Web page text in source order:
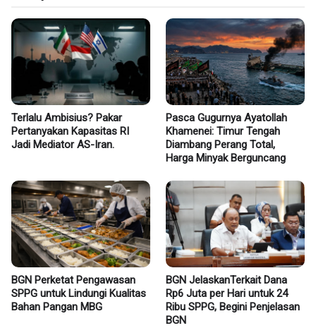
Terlalu Ambisius? Pakar
Pertanyakan Kapasitas RI
Jadi Mediator AS-Iran.
Pasca Gugurnya Ayatollah
Khamenei: Timur Tengah
Diambang Perang Total,
Harga Minyak Berguncang
BGN Perketat Pengawasan
SPPG untuk Lindungi Kualitas
Bahan Pangan MBG
BGN JelaskanTerkait Dana
Rp6 Juta per Hari untuk 24
Ribu SPPG, Begini Penjelasan
BGN